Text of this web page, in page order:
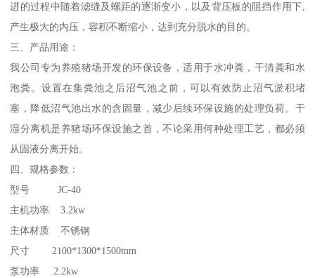
进的过程中随着滤缝及螺距的逐渐变小，以及背压板的阻挡作用下,
产生极大的内压，容积不断缩小，达到充分脱水的目的。
三、产品用途：
我公司专为养殖猪场开发的环保设备，适用于水冲粪，干清粪和水
泡粪。设置在集粪池之后沼气池之前，可以有效防止沼气淤积堵
塞，降低沼气池出水的含固量，减少后续环保设施的处理负荷。干
湿分离机是养猪场环保设施之首，不论采用何种处理工艺，都必须
从固液分离开始。
四、规格参数：
型号 JC-40
主机功率 3.2kw
主体材质 不锈钢
尺寸 2100*1300*1500mm
泵功率 2.2kw